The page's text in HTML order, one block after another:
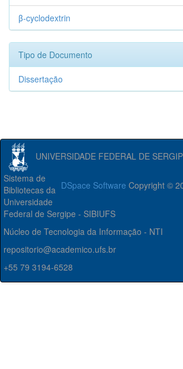
β-cyclodextrin
Tipo de Documento
Dissertação
UNIVERSIDADE FEDERAL DE
DSpace Software Copyright ©
Sistema de
Bibliotecas da
Universidade
Federal de Sergipe - SIBIUFS
Núcleo de Tecnologia da Informação - NTI
repositorio@academico.ufs.br
+55 79 3194-6528